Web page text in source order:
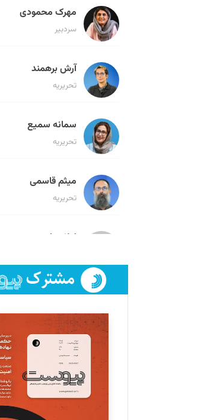
مهرک محمودی
سردبیر
آرش برهمند
تحریریه
سمانه سمیع
تحریریه
میثم قاسمی
تحریریه
لیلا حنارود
فائزه فتحی رستمی
تحریریه
سروش کرمیان
تحریریه
مینا پاکدل